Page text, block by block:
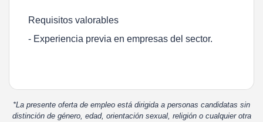
Requisitos valorables
- Experiencia previa en empresas del sector.
*La presente oferta de empleo está dirigida a personas candidatas sin
distinción de género, edad, orientación sexual, religión o cualquier otra